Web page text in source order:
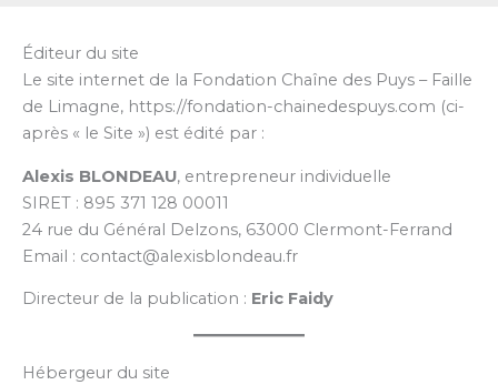
Éditeur du site
Le site internet de la Fondation Chaîne des Puys – Faille
de Limagne, https://fondation-chainedespuys.com (ci-
après « le Site ») est édité par :
Alexis BLONDEAU, entrepreneur individuelle
SIRET : 895 371 128 00011
24 rue du Général Delzons, 63000 Clermont-Ferrand
Email : contact@alexisblondeau.fr
Directeur de la publication : Eric Faidy
Hébergeur du site